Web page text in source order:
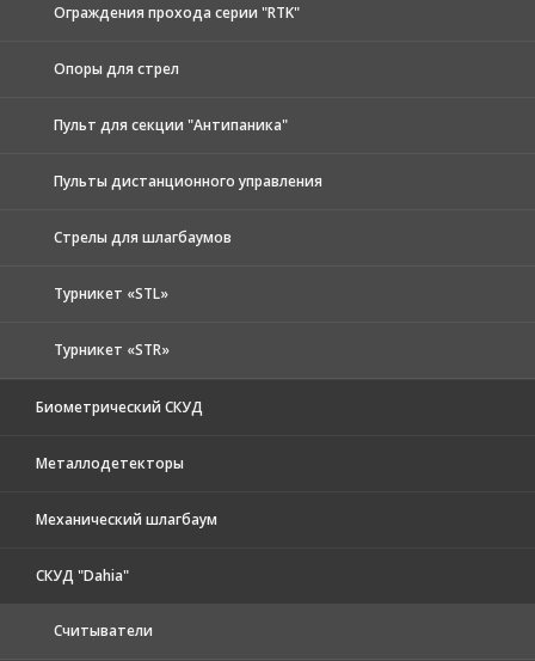
Ограждения прохода серии "RTK"
Опоры для стрел
Пульт для секции "Антипаника"
Пульты дистанционного управления
Стрелы для шлагбаумов
Турникет «STL»
Турникет «STR»
Биометрический СКУД
Металлодетекторы
Механический шлагбаум
СКУД "Dahia"
Считыватели